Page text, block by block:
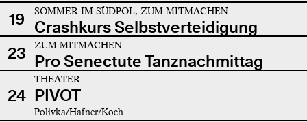
19 SOMMER IM SÜDPOL, ZUM MITMACHEN
Crashkurs Selbstverteidigung
23
ZUM MITMACHEN
Pro Senectute Tanznachmittag
24
THEATER
PIVOT
Polivka/Hafner/Koch